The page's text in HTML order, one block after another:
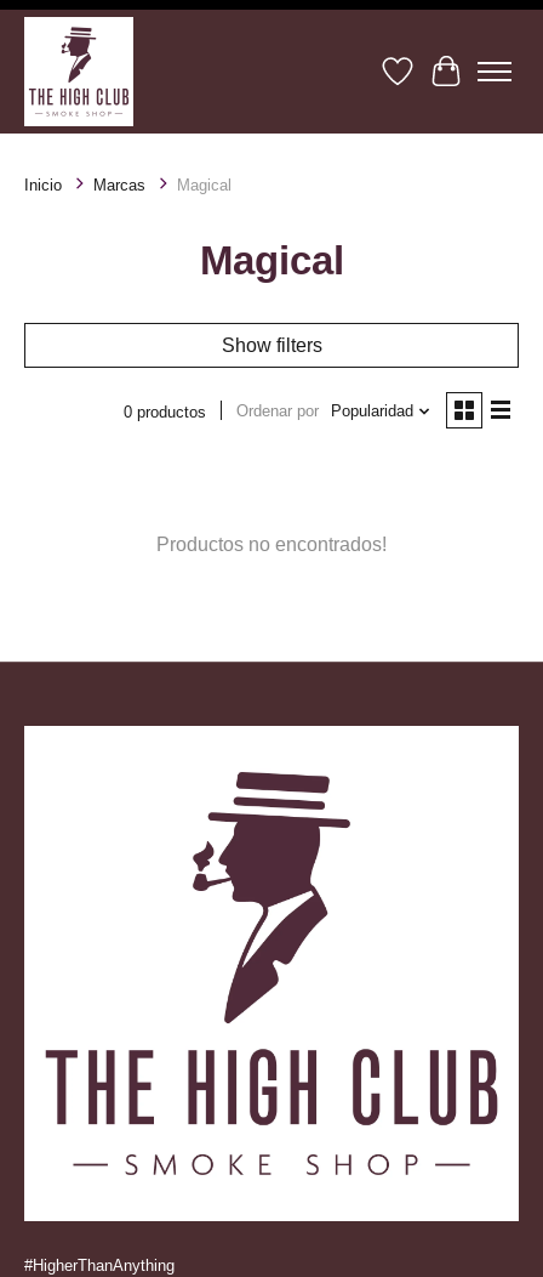
Lista de deseos
Cesta
Inicio Marcas Magical
Magical
Show filters
0 productos Ordenar por Popularidad
Productos no encontrados!
#HigherThanAnything